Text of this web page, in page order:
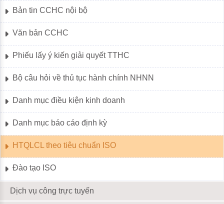
Bản tin CCHC nội bộ
Văn bản CCHC
Phiếu lấy ý kiến giải quyết TTHC
Bộ câu hỏi về thủ tục hành chính NHNN
Danh mục điều kiện kinh doanh
Danh mục báo cáo định kỳ
HTQLCL theo tiêu chuẩn ISO
Đào tạo ISO
Dịch vụ công trực tuyến